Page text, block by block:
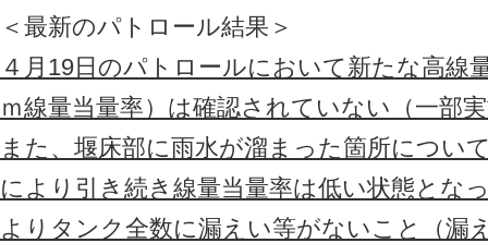
＜最新のパトロール結果＞
４月19日のパトロールにおいて新たな高線
ｍ線量当量率）は確認されていない（一部
また、堰床部に雨水が溜まった箇所につい
により引き続き線量当量率は低い状態とな
よりタンク全数に漏えい等がないこと（漏